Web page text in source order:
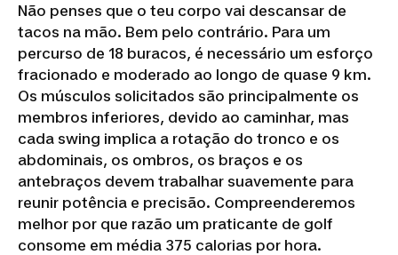
Não penses que o teu corpo vai descansar de
tacos na mão. Bem pelo contrário. Para um
percurso de 18 buracos, é necessário um esforço
fracionado e moderado ao longo de quase 9 km.
Os músculos solicitados são principalmente os
membros inferiores, devido ao caminhar, mas
cada swing implica a rotação do tronco e os
abdominais, os ombros, os braços e os
antebraços devem trabalhar suavemente para
reunir potência e precisão. Compreenderemos
melhor por que razão um praticante de golf
consome em média 375 calorias por hora.